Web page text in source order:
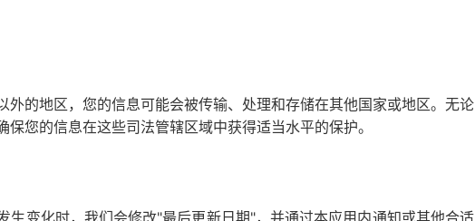
外的地区，您的信息可能会被传输、处理和存储在其他国家或地区。无论
您的信息在这些司法管辖区域中获得适当水平的保护。
生变化时，我们会修改"最后更新日期"，并通过本应用内通知或其他合适